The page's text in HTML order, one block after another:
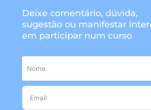
Deixe comentário, dúvida,
sugestão ou manifestar
em participar num curso